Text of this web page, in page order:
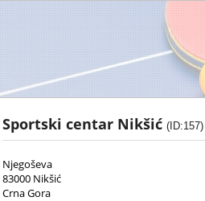
Sportski centar Nikšić (ID:157)
Njegoševa
83000 Nikšić
Crna Gora